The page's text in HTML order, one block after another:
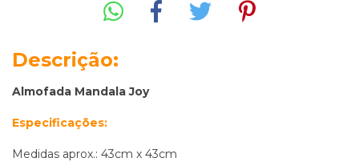
Descrição:
Almofada Mandala Joy
Especificações:
Medidas aprox.: 43cm x 43cm